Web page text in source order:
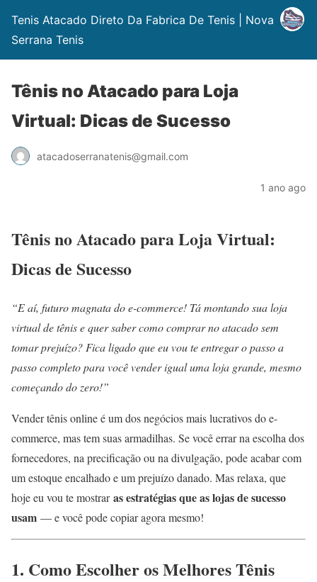
Tenis Atacado Direto Da Fabrica De Tenis | Nova
Serrana Tenis
Tênis no Atacado para Loja
Virtual: Dicas de Sucesso
atacadoserranatenis@gmail.com
1 ano ago
Tênis no Atacado para Loja Virtual:
Dicas de Sucesso
“E aí, futuro magnata do e-commerce! Tá montando sua loja
virtual de tênis e quer saber como comprar no atacado sem
tomar prejuízo? Fica ligado que eu vou te entregar o passo a
passo completo para você vender igual uma loja grande, mesmo
começando do zero!”
Vender tênis online é um dos negócios mais lucrativos do e-
commerce, mas tem suas armadilhas. Se você errar na escolha dos
fornecedores, na precificação ou na divulgação, pode acabar com
um estoque encalhado e um prejuízo danado. Mas relaxa, que
hoje eu vou te mostraras estratégias que as lojas de sucesso
usam — e você pode copiar agora mesmo!
1. Como Escolher os Melhores Tênis